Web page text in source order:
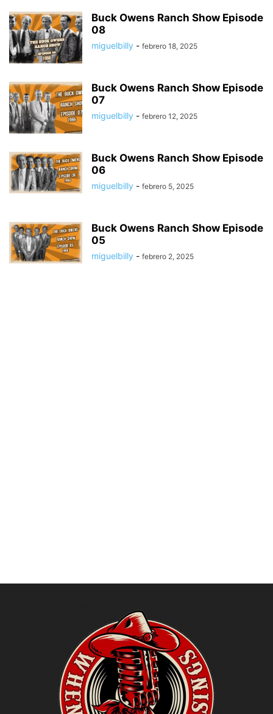
Buck Owens Ranch Show Episode
08
miguelbilly - febrero 18, 2025
Buck Owens Ranch Show Episode
07
miguelbilly - febrero 12, 2025
Buck Owens Ranch Show Episode
06
miguelbilly - febrero 5, 2025
Buck Owens Ranch Show Episode
05
miguelbilly - febrero 2, 2025